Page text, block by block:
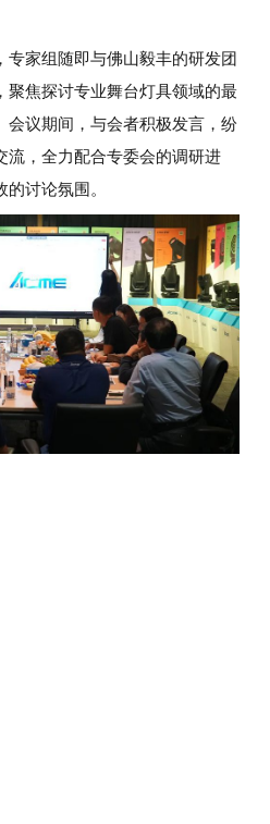
专家组随即与佛山毅丰的研发团
聚焦探讨专业舞台灯具领域的最
会议期间，与会者积极发言，纷
流，全力配合专委会的调研进
的讨论氛围。